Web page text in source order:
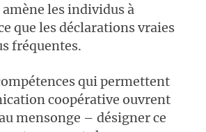
les individus à
que les déclarations vraies
fréquentes.
qui permettent
coopérative ouvrent
mensonge – désigner ce